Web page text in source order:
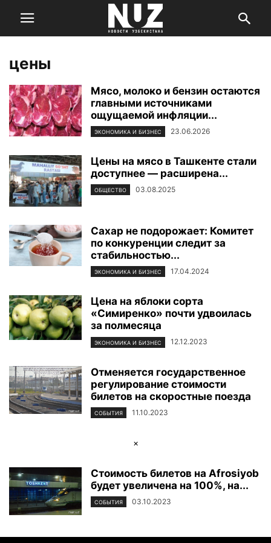
цены
Мясо, молоко и бензин остаются
главными источниками
ощущаемой инфляции...
ЭКОНОМИКА И БИЗНЕС 23.06.2026
Цены на мясо в Ташкенте стали
доступнее — расширена...
ОБЩЕСТВО 03.08.2025
Сахар не подорожает: Комитет
по конкуренции следит за
стабильностью...
ЭКОНОМИКА И БИЗНЕС 17.04.2024
Цена на яблоки сорта
«Симиренко» почти удвоилась
за полмесяца
ЭКОНОМИКА И БИЗНЕС 12.12.2023
Отменяется государственное
регулирование стоимости
билетов на скоростные поезда
СОБЫТИЯ 11.10.2023
×
Стоимость билетов на Afrosiyob
будет увеличена на 100%, на...
СОБЫТИЯ 03.10.2023